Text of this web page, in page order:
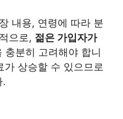
내용, 연령에 따라 분
으로, 젊은 가입자가
충분히 고려해야 합니
상승할 수 있으므로
.